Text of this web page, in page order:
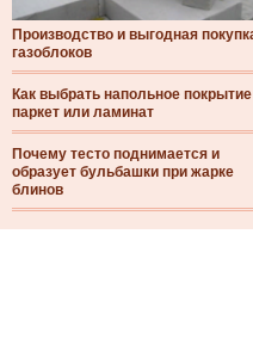
Производство и выгодная
газоблоков
Как выбрать напольное покрытие
паркет или ламинат
Почему тесто поднимается и
образует бульбашки при жарке
блинов